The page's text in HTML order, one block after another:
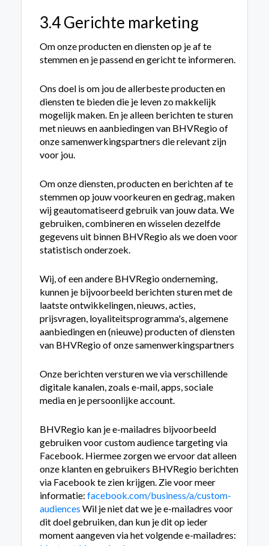
3.4 Gerichte marketing
Om onze producten en diensten op je af te
stemmen en je passend en gericht te informeren.
Ons doel is om jou de allerbeste producten en
diensten te bieden die je leven zo makkelijk
mogelijk maken. En je alleen berichten te sturen
met nieuws en aanbiedingen van BHVRegio of
onze samenwerkingspartners die relevant zijn
voor jou.
Om onze diensten, producten en berichten af te
stemmen op jouw voorkeuren en gedrag, maken
wij geautomatiseerd gebruik van jouw data. We
gebruiken, combineren en wisselen dezelfde
gegevens uit binnen BHVRegio als we doen voor
statistisch onderzoek.
Wij, of een andere BHVRegio onderneming,
kunnen je bijvoorbeeld berichten sturen met de
laatste ontwikkelingen, nieuws, acties,
prijsvragen, loyaliteitsprogramma's, algemene
aanbiedingen en (nieuwe) producten of diensten
van BHVRegio of onze samenwerkingspartners
Onze berichten versturen we via verschillende
digitale kanalen, zoals e-mail, apps, sociale
media en je persoonlijke account.
BHVRegio kan je e-mailadres bijvoorbeeld
gebruiken voor custom audience targeting via
Facebook. Hiermee zorgen we ervoor dat alleen
onze klanten en gebruikers BHVRegio berichten
via Facebook te zien krijgen. Zie voor meer
informatie: facebook.com/business/a/custom-
audiences Wil je niet dat we je e-mailadres voor
dit doel gebruiken, dan kun je dit op ieder
moment aangeven via het volgende e-mailadres: